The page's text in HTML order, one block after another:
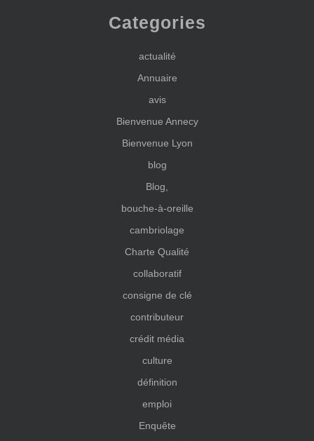
Categories
actualité
Annuaire
avis
Bienvenue Annecy
Bienvenue Lyon
blog
Blog,
bouche-à-oreille
cambriolage
Charte Qualité
collaboratif
consigne de clé
contributeur
crédit média
culture
définition
emploi
Enquête